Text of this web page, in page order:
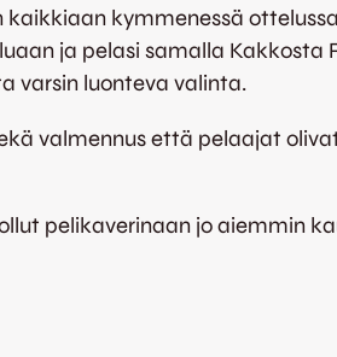
kymmenessä
ja pelasi samalla Kakkosta
varsin luonteva valinta.
valmennus että pelaajat
pelikaverinaan jo aiemmin